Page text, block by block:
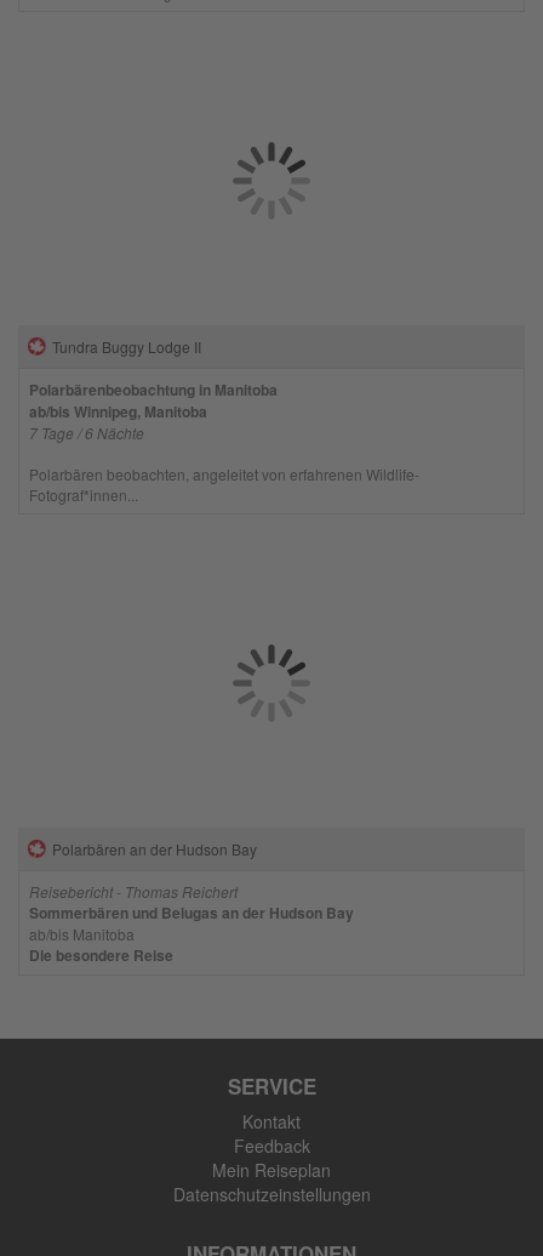
Tundra Buggy Lodge II
Polarbärenbeobachtung in Manitoba
ab/bis Winnipeg, Manitoba
7 Tage / 6 Nächte
Polarbären beobachten, angeleitet von erfahrenen Wildlife-
Fotograf*innen...
Polarbären an der Hudson Bay
Reisebericht - Thomas Reichert
Sommerbären und Belugas an der Hudson Bay
ab/bis Manitoba
Die besondere Reise
SERVICE
Kontakt
Feedback
Mein Reiseplan
Datenschutzeinstellungen